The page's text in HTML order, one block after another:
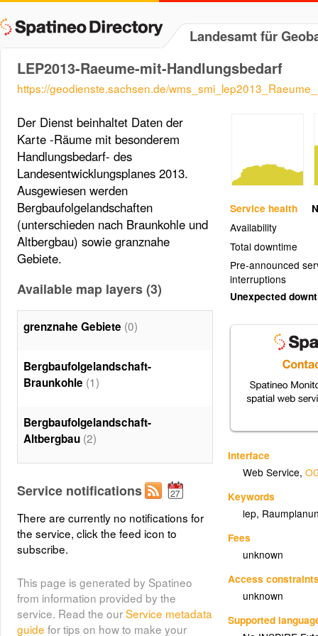
Landesamt für
LEP2013-Raeume-mit-Handlungsbedarf
https://geodienste.sachsen.de/
Service health
Availability
Total downtime
Pre-announced
interruptions
Unexpected
Interface
Web Service,
Keywords
lep,
Fees
unknown
Access
unknown
Supported
Der Dienst beinhaltet Daten der
Karte -Räume mit besonderem
Handlungsbedarf- des
Landesentwicklungsplanes 2013.
Ausgewiesen werden
Bergbaufolgelandschaften
(unterschieden nach Braunkohle und
Altbergbau) sowie granznahe
Gebiete.
Available map layers (3)
grenznahe Gebiete (0)
Bergbaufolgelandschaft-
Braunkohle (1)
Bergbaufolgelandschaft-
Altbergbau (2)
Service notifications
There are currently no notifications for
the service, click the feed icon to
subscribe.
This page is generated by Spatineo
from information provided by the
service. Read the ourService metadata
guide for tips on how to make your